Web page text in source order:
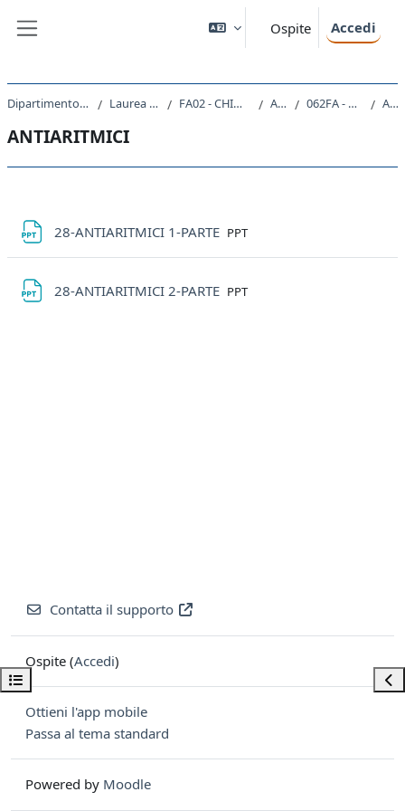
Ospite Accedi
Apri indice del corso
Dipartimento di Scienze Chimiche e Farmaceutiche Laurea Magistrale Ciclo Unico 5 anni FA02 - CHIMICA E TECNOLOGIA FARMACEUTICHE A.A. 2020 - 2021 062FA - CHIMICA FARMACEUTICA 2 2020 ANTIARITMICI
ANTIARITMICI
28-ANTIARITMICI 1-PARTE File
PPT
28-ANTIARITMICI 2-PARTE File
PPT
Contatta il supporto
Ospite (Accedi)
Ottieni l'app mobile
Passa al tema standard
Powered by Moodle